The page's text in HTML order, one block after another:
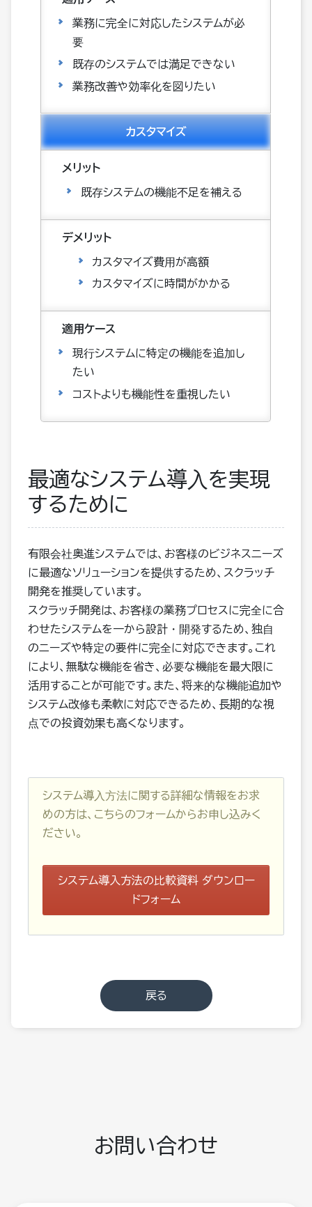
業務に完全に対応したシステムが必
要
既存のシステムでは満足できない
業務改善や効率化を図りたい
カスタマイズ
既存システムの機能不足を補える
カスタマイズ費用が高額
カスタマイズに時間がかかる
現行システムに特定の機能を追加し
たい
コストよりも機能性を重視したい
最適なシステム導入を実現
するために
有限会社奥進システムでは、お客様のビジネスニーズ
に最適なソリューションを提供するため、スクラッチ
開発を推奨しています。
スクラッチ開発は、お客様の業務プロセスに完全に合
わせたシステムを一から設計・開発するため、独自
のニーズや特定の要件に完全に対応できます。これ
により、無駄な機能を省き、必要な機能を最大限に
活用することが可能です。また、将来的な機能追加や
システム改修も柔軟に対応できるため、長期的な視
点での投資効果も高くなります。
システム導入方法に関する詳細な情報をお求
めの方は、こちらのフォームからお申し込みく
ださい。
システム導入方法の比較資料 ダウンロー
ドフォーム
戻る
お問い合わせ